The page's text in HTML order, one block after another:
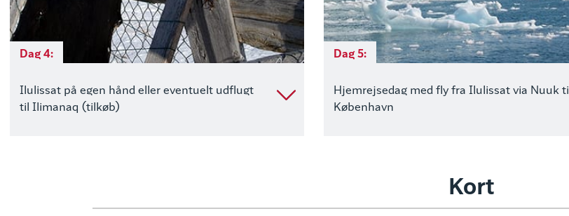
Dag 4:
Ilulissat på egen hånd eller eventuelt udflugt
til Ilimanaq (tilkøb)
Dag 5:
Hjemrejsedag med fly fra Ilulissat via Nuuk til
København
Kort